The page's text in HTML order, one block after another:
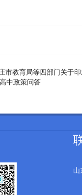
市教育局等四部门关于
中政策问答